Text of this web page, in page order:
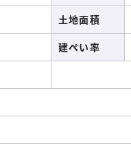
土地面積
建ぺい率